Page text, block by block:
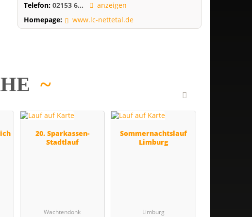
Telefon:02153 6...
anzeigen
Homepage:
www.lc-nettetal.de
20. Sparkassen-
Stadtlauf
Wachtendonk
Sommernachtslauf
Limburg
Limburg